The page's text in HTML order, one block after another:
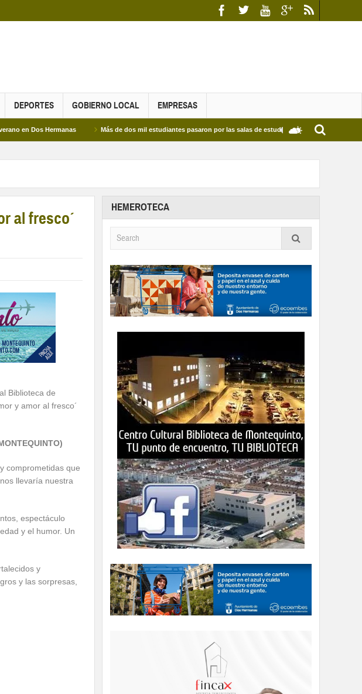
DEPORTES GOBIERNO LOCAL EMPRESAS
Dos Hermanas Más de dos mil estudiantes pasaron por las salas de estudio de las Bibliotecas Municipales
al fresco´
Biblioteca de
y amor al fresco´
comprometidas que
llevaría nuestra
espectáculo
y el humor. Un
y
y las sorpresas,
HEMEROTECA